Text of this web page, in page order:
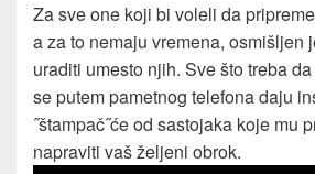
Za sve one koji bi voleli da
a za to nemaju vremena, osmišljen
uraditi umesto njih. Sve što treba
se putem pametnog telefona daju
˝štampač˝će od sastojaka koje mu
napraviti vaš željeni obrok.